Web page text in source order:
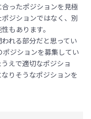
ったポジションを見極
ジションではなく、別
もあります。
れる部分だと思ってい
ジションを募集してい
えで適切なポジショ
りそうなポジションを